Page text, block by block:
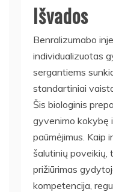
Išvados
Benralizumabo
individualizuotas
sergantiems
standartiniai
Šis biologinis
gyvenimo kokybę
paūmėjimus. Kaip
šalutinių poveikių,
prižiūrimas
kompetencija,